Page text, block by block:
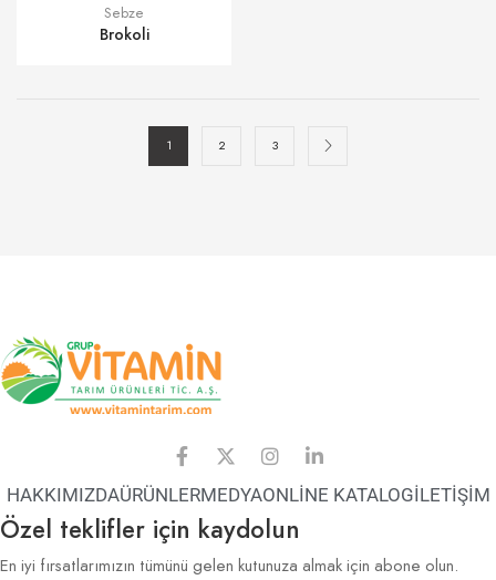
Sebze
Brokoli
1 2 3
HAKKIMIZDAÜRÜNLERMEDYAONLİNE KATALOGİLETİŞİM
Özel teklifler için kaydolun
En iyi fırsatlarımızın tümünü gelen kutunuza almak için abone olun.